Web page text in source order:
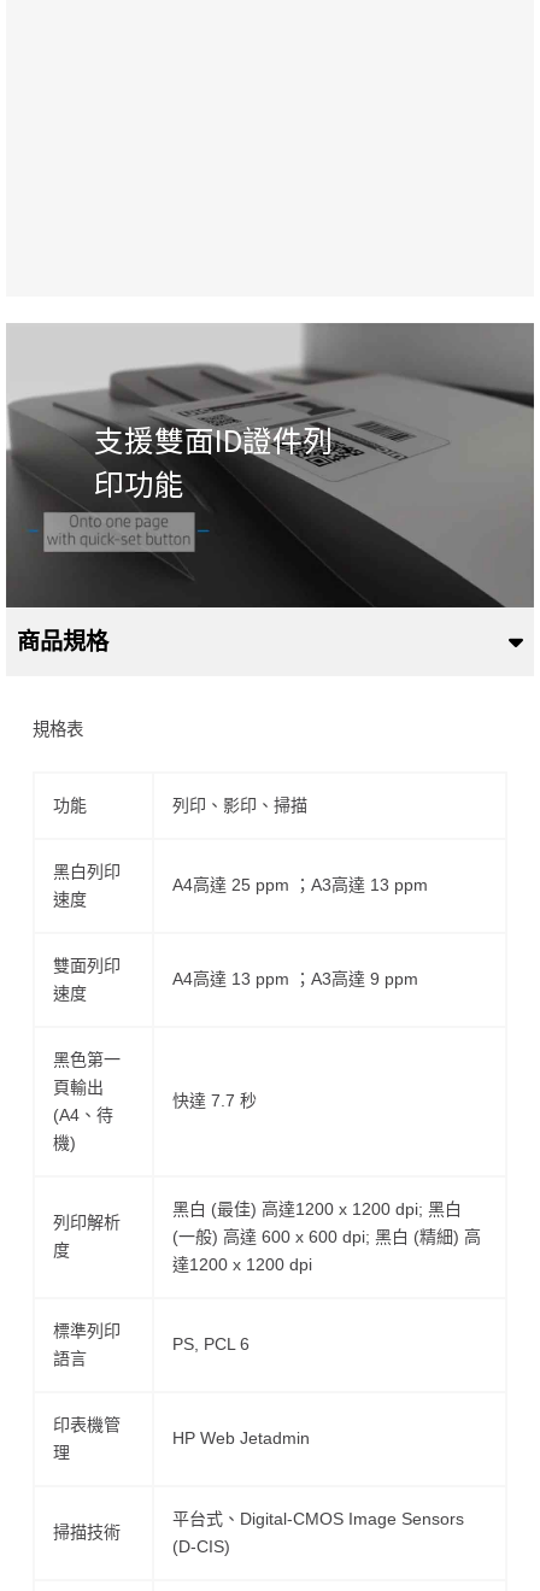
支援雙面ID證件列
印功能
商品規格
規格表
功能 列印、影印、掃描
黑白列印
速度
A4高達 25 ppm ；A3高達 13 ppm
雙面列印
速度
A4高達 13 ppm ；A3高達 9 ppm
黑色第一
頁輸出
(A4、待
機)
快達 7.7 秒
列印解析
度
黑白 (最佳) 高達1200 x 1200 dpi; 黑白
(一般) 高達 600 x 600 dpi; 黑白 (精細) 高
達1200 x 1200 dpi
標準列印
語言
PS, PCL 6
印表機管
理
HP Web Jetadmin
掃描技術
平台式、Digital-CMOS Image Sensors
(D-CIS)